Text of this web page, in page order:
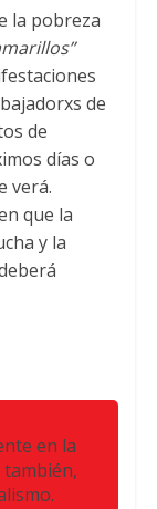
la pobreza
de
de
días o
verá.
que la
y la
en la
también,